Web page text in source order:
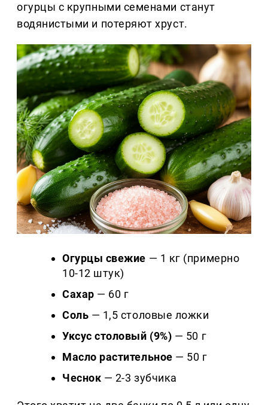
огурцы с крупными семенами станут
водянистыми и потеряют хруст.
Огурцы свежие — 1 кг (примерно
10-12 штук)
Сахар — 60 г
Соль — 1,5 столовые ложки
Уксус столовый (9%) — 50 г
Масло растительное — 50 г
Чеснок — 2-3 зубчика